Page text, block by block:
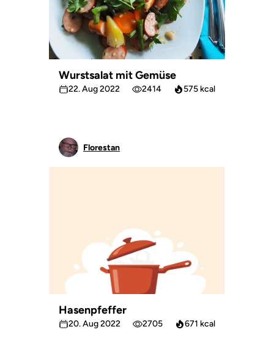
Wurstsalat mit Gemüse
22. Aug 2022 2414 575 kcal
Florestan
Hasenpfeffer
20. Aug 2022 2705 671 kcal